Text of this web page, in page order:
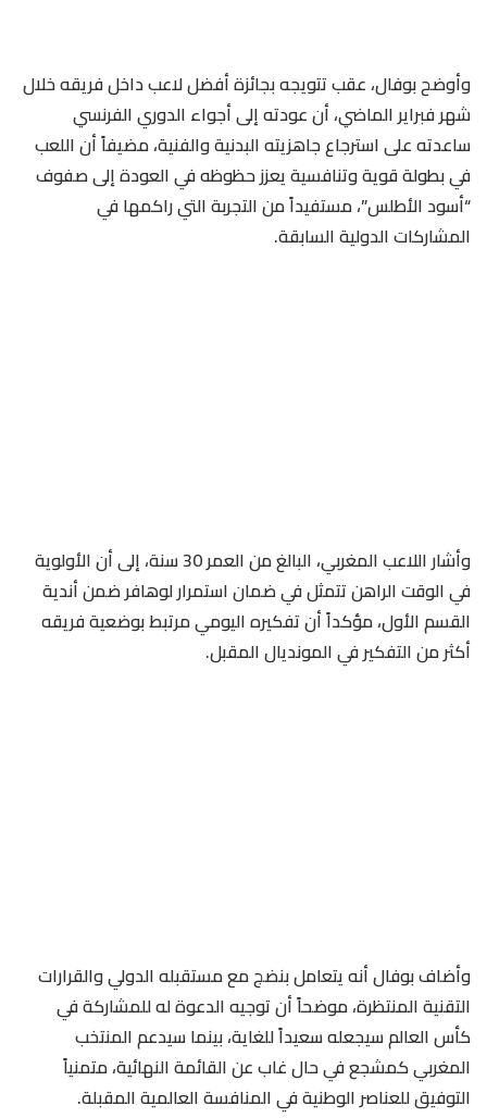
وأوضح بوفال، عقب تتويجه بجائزة أفضل لاعب داخل فريقه خلال
شهر فبراير الماضي، أن عودته إلى أجواء الدوري الفرنسي
ساعدته على استرجاع جاهزيته البدنية والفنية، مضيفاً أن اللعب
في بطولة قوية وتنافسية يعزز حظوظه في العودة إلى صفوف
“أسود الأطلس”، مستفيداً من التجربة التي راكمها في
المشاركات الدولية السابقة.
وأشار اللاعب المغربي، البالغ من العمر 30 سنة، إلى أن الأولوية
في الوقت الراهن تتمثل في ضمان استمرار لوهافر ضمن أندية
القسم الأول، مؤكداً أن تفكيره اليومي مرتبط بوضعية فريقه
أكثر من التفكير في المونديال المقبل.
وأضاف بوفال أنه يتعامل بنضج مع مستقبله الدولي والقرارات
التقنية المنتظرة، موضحاً أن توجيه الدعوة له للمشاركة في
كأس العالم سيجعله سعيداً للغاية، بينما سيدعم المنتخب
المغربي كمشجع في حال غاب عن القائمة النهائية، متمنياً
التوفيق للعناصر الوطنية في المنافسة العالمية المقبلة.